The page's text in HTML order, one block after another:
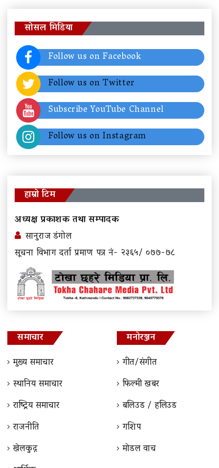
सोसल मिडिया
Follow us on Facebook
Follow us on Twitter
Subscribe YouTube Channel
Follow us on Instagram
हाम्रो टिम
अध्यक्ष प्रकाशक तथा सम्पादक
सानुराज डंगोल
सूचना विभाग दर्ता प्रमाण पत्र नं- २३६५/ ०७७-७८
समाचार
मुख्य समाचार
स्थानिय समाचार
राष्ट्रिय समाचार
राजनीति
खेलकुद़़
मनोरञ्जन
गीत/संगीत
फिल्मी खबर
बलिउड / हलिउड
गशिप
माेडल वाच